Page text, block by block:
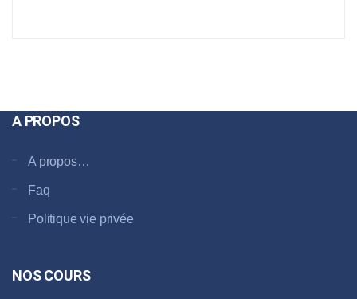
A PROPOS
A propos…
Faq
Politique vie privée
NOS COURS